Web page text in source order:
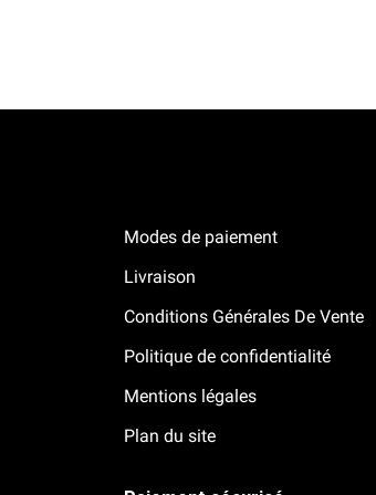
Modes de paiement
Livraison
Conditions Générales De Vente
Politique de confidentialité
Mentions légales
Plan du site